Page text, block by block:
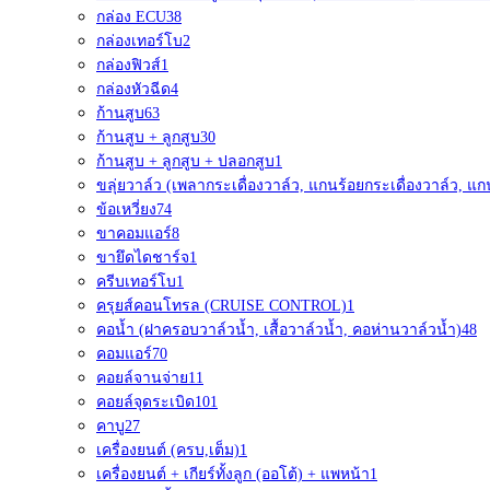
กล่อง ECU38
กล่องเทอร์โบ2
กล่องฟิวส์1
กล่องหัวฉีด4
ก้านสูบ63
ก้านสูบ + ลูกสูบ30
ก้านสูบ + ลูกสูบ + ปลอกสูบ1
ขลุ่ยวาล์ว (เพลากระเดื่องวาล์ว, แกนร้อยกระเดื่องวาล์ว, แก
ข้อเหวี่ยง74
ขาคอมแอร์8
ขายึดไดชาร์จ1
ครีบเทอร์โบ1
ครุยส์คอนโทรล (CRUISE CONTROL)1
คอน้ำ (ฝาครอบวาล์วน้ำ, เสื้อวาล์วน้ำ, คอห่านวาล์วน้ำ)48
คอมแอร์70
คอยล์จานจ่าย11
คอยล์จุดระเบิด101
คาบู27
เครื่องยนต์ (ครบ,เต็ม)1
เครื่องยนต์ + เกียร์ทั้งลูก (ออโต้) + แพหน้า1